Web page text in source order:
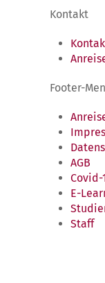
Kontakt
Footer-
AGB
Covid-
E-
Staff